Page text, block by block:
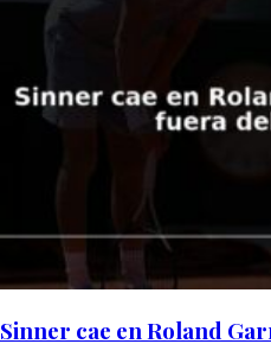
Sinner cae en Roland